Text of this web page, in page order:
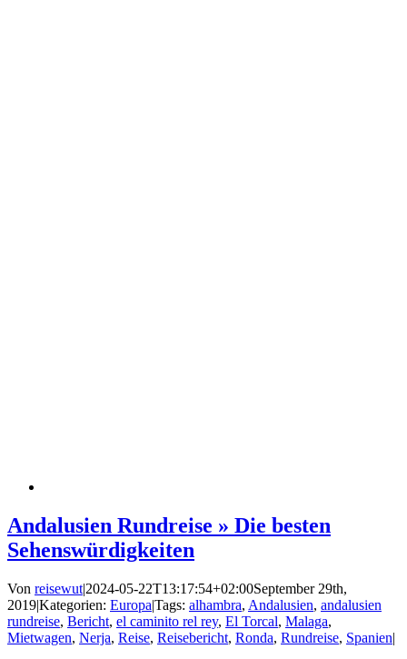
Andalusien Rundreise » Die besten
Sehenswürdigkeiten
Von reisewut|2024-05-22T13:17:54+02:00September 29th,
2019|Kategorien: Europa|Tags: alhambra, Andalusien, andalusien
rundreise, Bericht, el caminito rel rey, El Torcal, Malaga,
Mietwagen, Nerja, Reise, Reisebericht, Ronda, Rundreise, Spanien|